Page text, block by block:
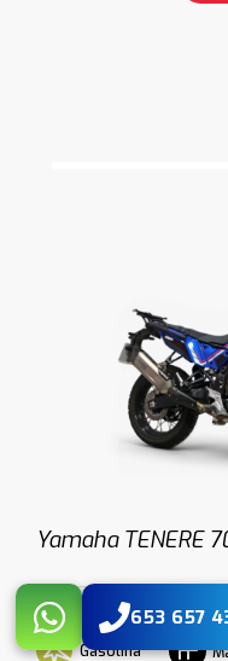
Yamaha TENERE
Gasolina
653 657